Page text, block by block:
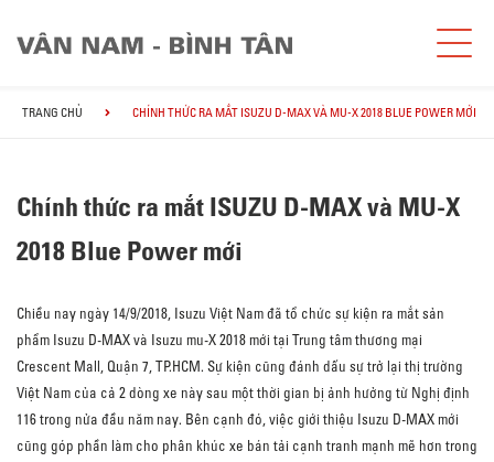
TRANG CHỦ CHÍNH THỨC RA MẮT ISUZU D-MAX VÀ MU-X 2018 BLUE POWER MỚI
Chính thức ra mắt ISUZU D-MAX và MU-X
2018 Blue Power mới
Chiều nay ngày 14/9/2018, Isuzu Việt Nam đã tổ chức sự kiện ra mắt sản
phẩm Isuzu D-MAX và Isuzu mu-X 2018 mới tại Trung tâm thương mại
Crescent Mall, Quận 7, TP.HCM. Sự kiện cũng đánh dấu sự trở lại thị trường
Việt Nam của cả 2 dòng xe này sau một thời gian bị ảnh hưởng từ Nghị định
116 trong nửa đầu năm nay. Bên cạnh đó, việc giới thiệu Isuzu D-MAX mới
cũng góp phần làm cho phân khúc xe bán tải cạnh tranh mạnh mẽ hơn trong